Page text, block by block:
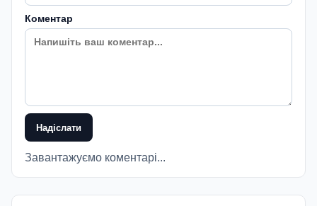
Коментар
Надіслати
Завантажуємо коментарі...